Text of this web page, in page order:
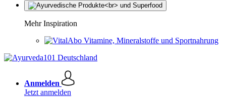
Mehr Inspiration
Vitamine, Mineralstoffe und Sportnahrung
Anmelden
Jetzt anmelden